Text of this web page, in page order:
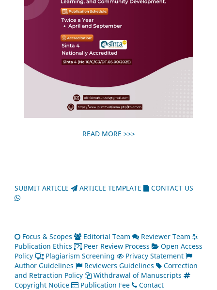
READ MORE >>>
SUBMIT ARTICLE ARTICLE TEMPLATE CONTACT US
Focus & Scopes Editorial Team
Reviewer Team
Publication Ethics
Peer Review Process
Open Access
Policy
Plagiarism Screening
Privacy Statement
Author Guidelines
Reviewers Guidelines
Correction
and Retraction Policy
Withdrawal of Manuscripts
Copyright Notice
Publication Fee Contact